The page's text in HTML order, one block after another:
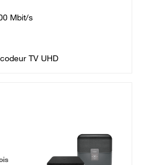
Mbit/s
TV UHD
puis 42,99 € par mois, Engagement 12 mois